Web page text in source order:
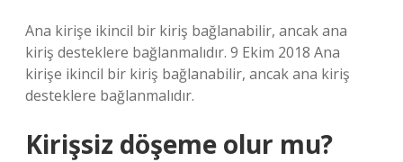
Ana kirişe ikincil bir kiriş bağlanabilir, ancak ana
kiriş desteklere bağlanmalıdır. 9 Ekim 2018 Ana
kirişe ikincil bir kiriş bağlanabilir, ancak ana kiriş
desteklere bağlanmalıdır.
Kirişsiz döşeme olur mu?